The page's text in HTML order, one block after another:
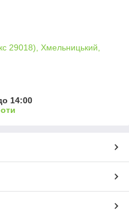
29018), Хмельницький,
14:00